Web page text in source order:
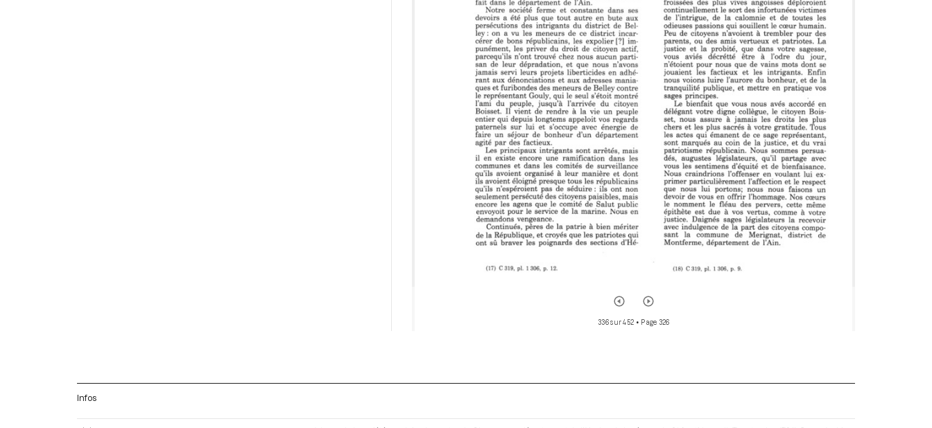
336 sur 452 • Page 326
Infos